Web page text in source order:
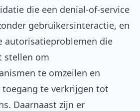
die een denial-of-service
gebruikersinteractie, en
autorisatieproblemen die
stellen om
te omzeilen en
te verkrijgen tot
Daarnaast zijn er